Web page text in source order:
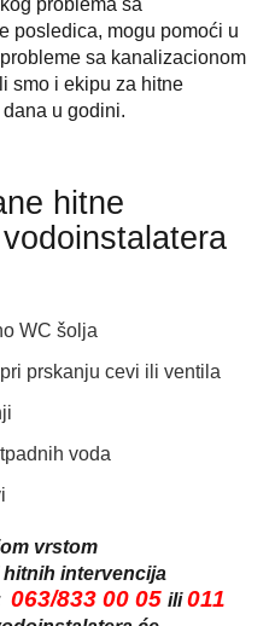
posledica, mogu pomoći u
sa kanalizacionom
smo i ekipu za hitne
u godini.
hitne
WC šolja
prskanju cevi ili ventila
voda
vrstom
intervencija
063/833 00 05ili ‎011